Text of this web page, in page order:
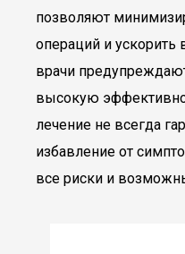
позволяют
операций и ускорить
врачи
высокую
лечение не всегда
избавление от
все риски и